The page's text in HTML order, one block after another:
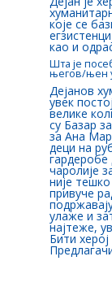
које се
као и
Шта је
његов/њен
Дејанов
увек
велике
су Базар
за Ана
деци на
чаролије
није
привуче
улаже и
најтеже,
Бити